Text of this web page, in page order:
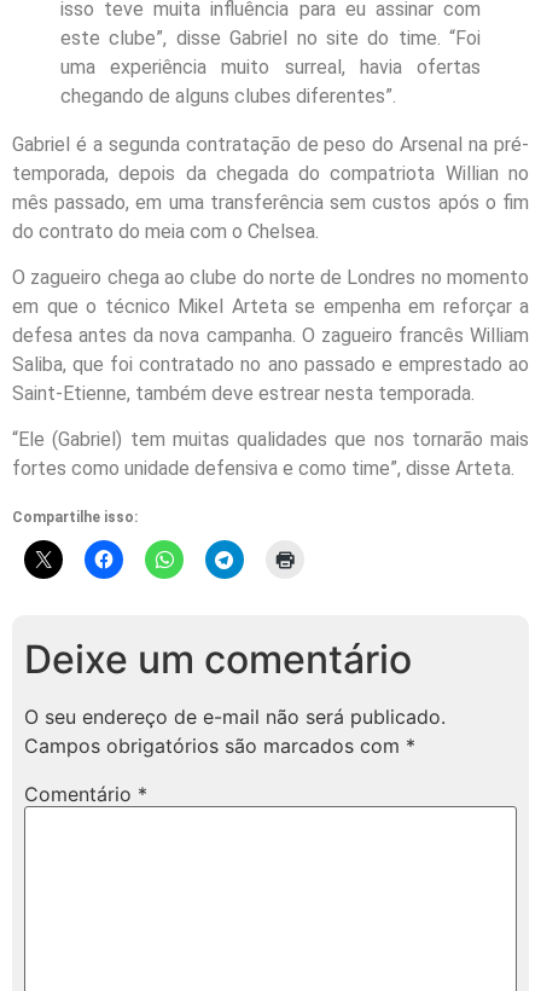
isso teve muita influência para eu assinar com
este clube”, disse Gabriel no site do time. “Foi
uma experiência muito surreal, havia ofertas
chegando de alguns clubes diferentes”.
Gabriel é a segunda contratação de peso do Arsenal na pré-
temporada, depois da chegada do compatriota Willian no
mês passado, em uma transferência sem custos após o fim
do contrato do meia com o Chelsea.
O zagueiro chega ao clube do norte de Londres no momento
em que o técnico Mikel Arteta se empenha em reforçar a
defesa antes da nova campanha. O zagueiro francês William
Saliba, que foi contratado no ano passado e emprestado ao
Saint-Etienne, também deve estrear nesta temporada.
“Ele (Gabriel) tem muitas qualidades que nos tornarão mais
fortes como unidade defensiva e como time”, disse Arteta.
Compartilhe isso:
Deixe um comentário
O seu endereço de e-mail não será publicado.
Campos obrigatórios são marcados com *
Comentário *